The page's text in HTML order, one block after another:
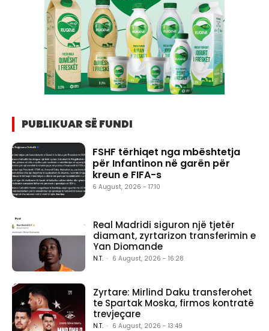
PUBLIKUAR SË FUNDI
FSHF tërhiqet nga mbështetja
për Infantinon në garën për
kreun e FIFA-s
6 August, 2026 - 17:10
Real Madridi siguron një tjetër
diamant, zyrtarizon transferimin e
Yan Diomande
N.T. - 6 August, 2026 - 16:28
Zyrtare: Mirlind Daku transferohet
te Spartak Moska, firmos kontratë
trevjeçare
N.T. - 6 August, 2026 - 13:49